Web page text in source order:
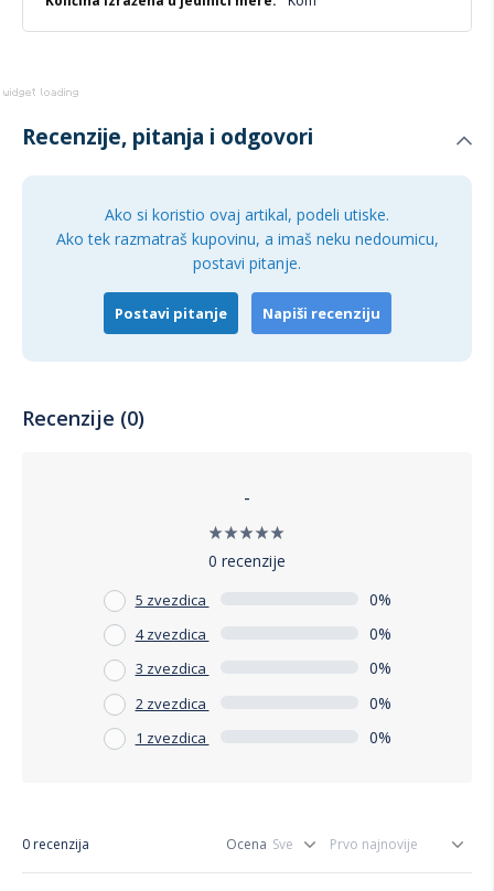
Recenzije, pitanja i odgovori
Ako si koristio ovaj artikal, podeli utiske.
Ako tek razmatraš kupovinu, a imaš neku nedoumicu,
postavi pitanje.
Postavi pitanje Napiši recenziju
Recenzije (0)
-
0 recenzije
5 zvezdica 0%
4 zvezdica 0%
3 zvezdica 0%
2 zvezdica 0%
1 zvezdica 0%
0 recenzija Ocena